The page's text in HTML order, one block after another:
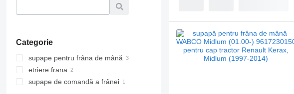
Categorie
supape pentru frâna de mână
etriere frana
supape de comandă a frânei